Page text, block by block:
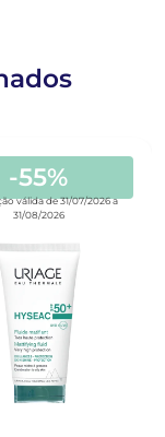
-55%
válida de 31/07/2026 a
31/08/2026